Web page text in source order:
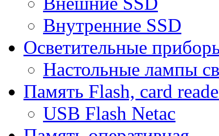
Внутренние SSD
Осветительные
Настольные лампы
Память Flash, card
USB Flash Netac